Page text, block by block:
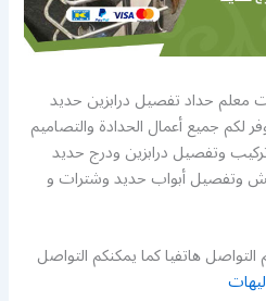
معلم حداد تفصيل درابزين حديد
لكم جميع أعمال الحدادة والتصاميم
وتفصيل درابزين ودرج حديد
وتفصيل أبواب حديد وشترات و
هاتفيا كما يمكنكم التواصل